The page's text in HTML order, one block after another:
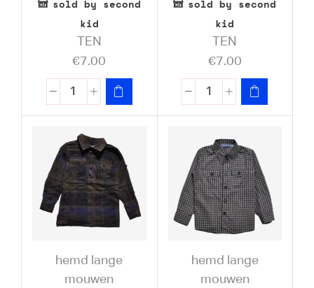
sold by second
kid
TEN
€7.00
sold by second
kid
TEN
€7.00
hemd lange
mouwen
hemd lange
mouwen